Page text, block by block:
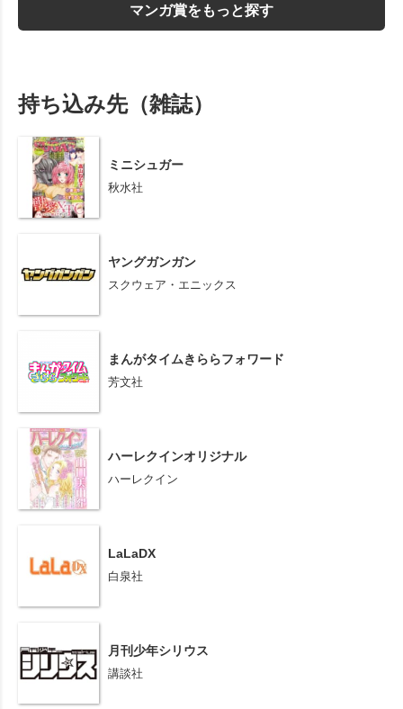
マンガ賞をもっと探す
持ち込み先（雑誌）
ミニシュガー
秋水社
ヤングガンガン
スクウェア・エニックス
まんがタイムきららフォワード
芳文社
ハーレクインオリジナル
ハーレクイン
LaLaDX
白泉社
月刊少年シリウス
講談社